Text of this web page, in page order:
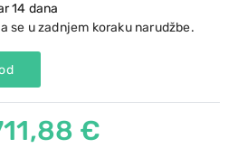
14 dana
se u zadnjem koraku narudžbe.
€